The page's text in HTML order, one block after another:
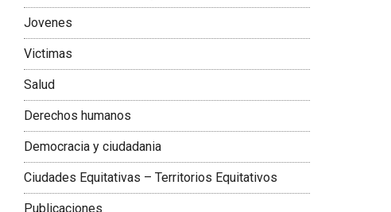
Jovenes
Victimas
Salud
Derechos humanos
Democracia y ciudadania
Ciudades Equitativas – Territorios Equitativos
Publicaciones